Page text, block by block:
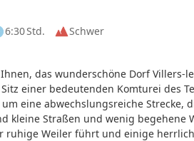
6:30 Std.
Schwer
das wunderschöne Dorf Villers-
einer bedeutenden Komturei des
eine abwechslungsreiche Strecke,
kleine Straßen und wenig begehene
ruhige Weiler führt und einige